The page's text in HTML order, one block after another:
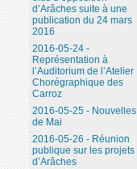
d’Arâches suite à une
publication du 24 mars
2016
2016-05-24 -
Représentation à
l’Auditorium de l’Atelier
Chorégraphique des
Carroz
2016-05-25 - Nouvelles
de Mai
2016-05-26 - Réunion
publique sur les projets
d’Arâches